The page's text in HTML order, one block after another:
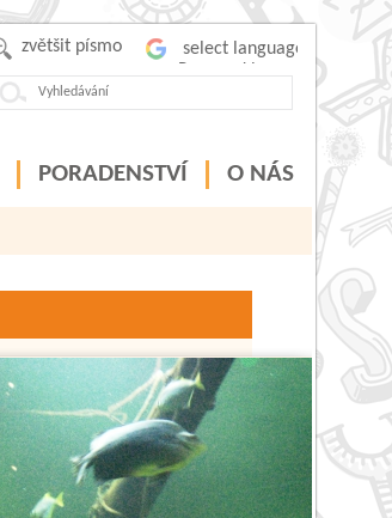
zvětšit písmo
PORADENSTVÍ O NÁS